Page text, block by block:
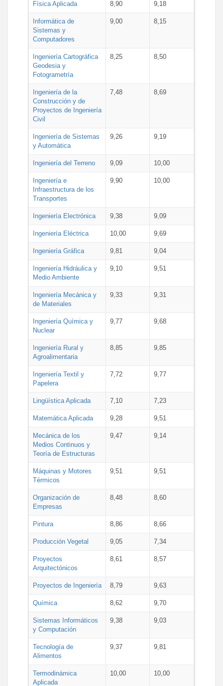
Física Aplicada 8,90 9,18
Informática de
Sistemas y
Computadores
9,00 8,15
Ingeniería Cartográfica
Geodesia y
Fotogrametría
8,25 8,50
Ingeniería de la
Construcción y de
Proyectos de Ingeniería
Civil
7,48 8,69
Ingeniería de Sistemas
y Automática
9,26 9,19
Ingeniería del Terreno 9,09 10,00
Ingeniería e
Infraestructura de los
Transportes
9,90 10,00
Ingeniería Electrónica 9,38 9,09
Ingeniería Eléctrica 10,00 9,69
Ingeniería Gráfica 9,81 9,04
Ingeniería Hidráulica y
Medio Ambiente
9,10 9,51
Ingeniería Mecánica y
de Materiales
9,33 9,31
Ingeniería Química y
Nuclear
9,77 9,68
Ingeniería Rural y
Agroalimentaria
8,85 9,85
Ingeniería Textil y
Papelera
7,72 9,77
Lingüística Aplicada 7,10 7,23
Matemática Aplicada 9,28 9,51
Mecánica de los
Medios Continuos y
Teoría de Estructuras
9,47 9,14
Máquinas y Motores
Térmicos
9,51 9,51
Organización de
Empresas
8,48 8,60
Pintura 8,86 8,66
Producción Vegetal 9,05 7,34
Proyectos
Arquitectónicos
8,61 8,57
Proyectos de Ingeniería 8,79 9,63
Química 8,62 9,70
Sistemas Informáticos
y Computación
9,38 9,03
Tecnología de
Alimentos
9,37 9,81
Termodinámica
Aplicada
10,00 10,00